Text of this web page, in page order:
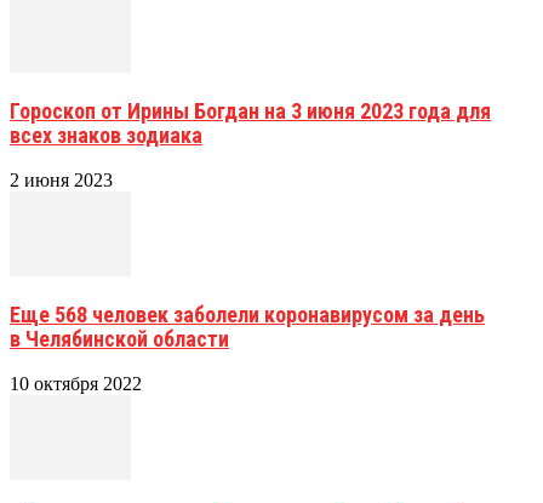
Гороскоп от Ирины Богдан на 3 июня 2023 года для
всех знаков зодиака
2 июня 2023
Еще 568 человек заболели коронавирусом за день
в Челябинской области
10 октября 2022